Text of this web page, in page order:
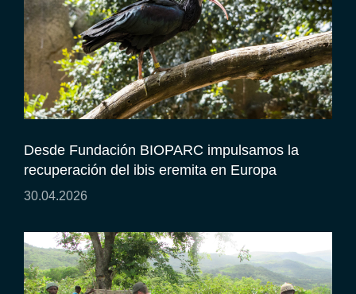
Desde Fundación BIOPARC impulsamos la
recuperación del ibis eremita en Europa
30.04.2026